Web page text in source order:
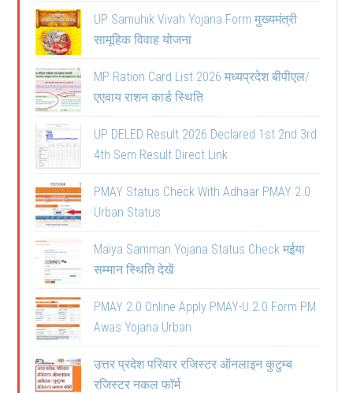
UP Samuhik Vivah Yojana Form मुख्यमंत्री
सामूहिक विवाह योजना
MP Ration Card List 2026 मध्यप्रदेश बीपीएल/
एएवाय राशन कार्ड स्थिति
UP DELED Result 2026 Declared 1st 2nd 3rd
4th Sem Result Direct Link
PMAY Status Check With Adhaar PMAY 2.0
Urban Status
Maiya Samman Yojana Status Check मईया
सम्मान स्थिति देखें
PMAY 2.0 Online Apply PMAY-U 2.0 Form PM
Awas Yojana Urban
उत्तर प्रदेश परिवार रजिस्टर ऑनलाइन कुटुम्ब
रजिस्टर नकल फॉर्म